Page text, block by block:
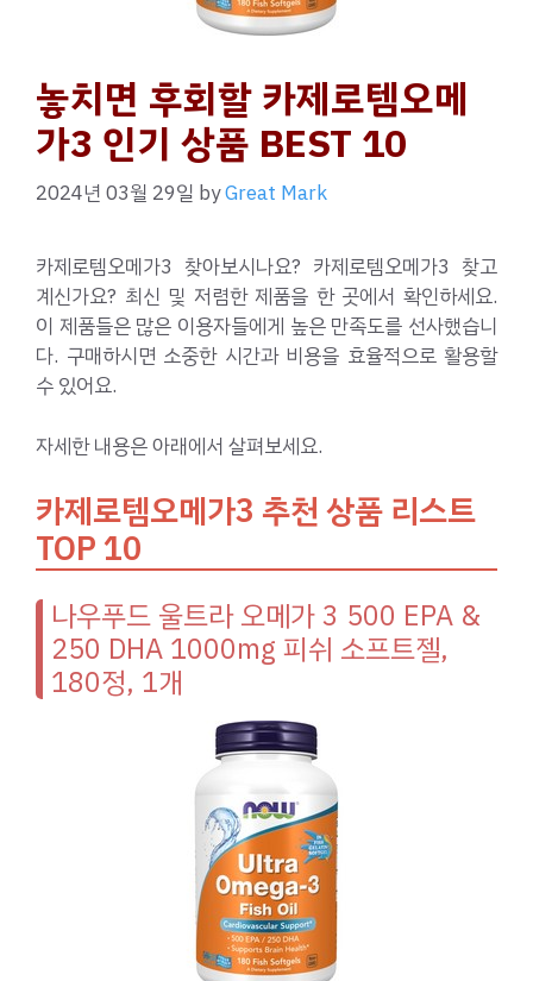
놓치면 후회할 카제로템오메
가3 인기 상품 BEST 10
2024년 03월 29일 byGreat Mark
카제로템오메가3 찾아보시나요? 카제로템오메가3 찾고
계신가요? 최신 및 저렴한 제품을 한 곳에서 확인하세요.
이 제품들은 많은 이용자들에게 높은 만족도를 선사했습니
다. 구매하시면 소중한 시간과 비용을 효율적으로 활용할
수 있어요.
자세한 내용은 아래에서 살펴보세요.
카제로템오메가3 추천 상품 리스트
TOP 10
나우푸드 울트라 오메가 3 500 EPA &
250 DHA 1000mg 피쉬 소프트젤,
180정, 1개